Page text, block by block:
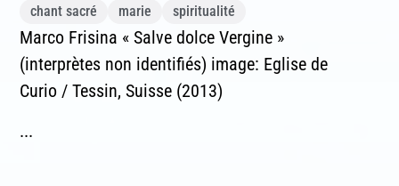
chant sacré marie spiritualité
Marco Frisina « Salve dolce Vergine »
(interprètes non identifiés) image: Eglise de
Curio / Tessin, Suisse (2013)
...